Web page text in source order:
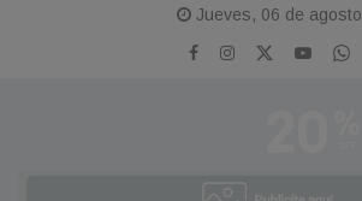
Jueves, 06 de agosto